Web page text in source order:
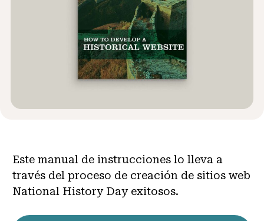
Este manual de instrucciones lo lleva a
través del proceso de creación de sitios web
National History Day exitosos.